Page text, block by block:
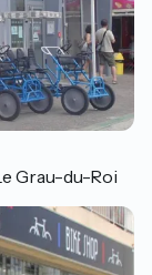
Grau-du-Roi